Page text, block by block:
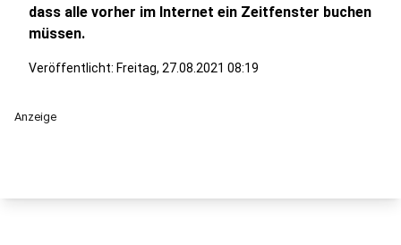
dass alle vorher im Internet ein Zeitfenster buchen
müssen.
Veröffentlicht: Freitag, 27.08.2021 08:19
Anzeige